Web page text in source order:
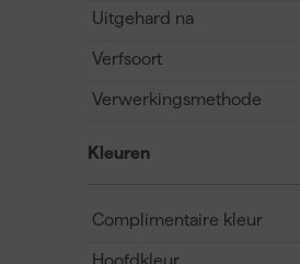
Uitgehard na
Verfsoort
Verwerkingsmethode
Kleuren
Complimentaire kleur
Hoofdkleur